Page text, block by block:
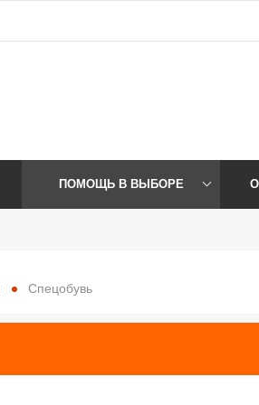
ПОМОЩЬ В ВЫБОРЕ
Спецобувь